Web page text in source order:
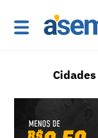
Cidades